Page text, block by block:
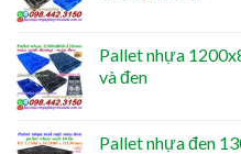
Pallet nhựa
và đen
Pallet nhựa đen